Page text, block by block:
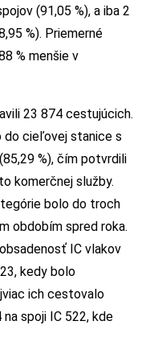
(91,05 %), a iba 2
%). Priemerné
% menšie v
23 874 cestujúcich.
do cieľovej stanice s
%), čím potvrdili
komerčnej služby.
bolo do troch
obdobím spred roka.
IC vlakov
kedy bolo
ich cestovalo
spoji IC 522, kde